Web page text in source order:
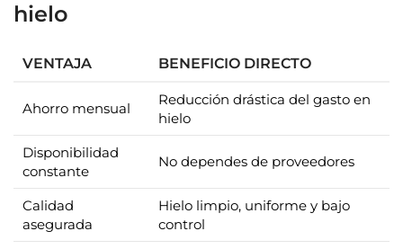
hielo
VENTAJA BENEFICIO DIRECTO
Ahorro mensual
Reducción drástica del gasto en
hielo
Disponibilidad
constante
No dependes de proveedores
Calidad
asegurada
Hielo limpio, uniforme y bajo
control